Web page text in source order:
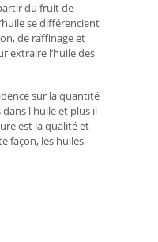
du fruit de
se différencient
de raffinage et
extraire l’huile des
sur la quantité
l'huile et plus il
est la qualité et
façon, les huiles